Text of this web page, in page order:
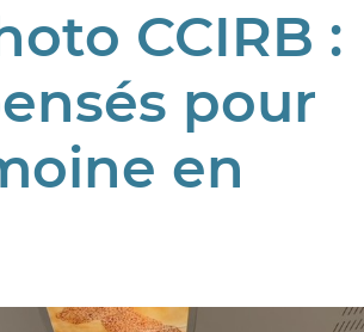
CCIRB :
pour
en